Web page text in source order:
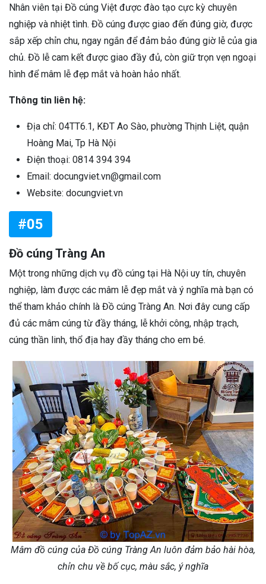
Nhân viên tại Đồ cúng Việt được đào tạo cực kỳ chuyên
nghiệp và nhiệt tình. Đồ cúng được giao đến đúng giờ, được
sắp xếp chỉn chu, ngay ngắn để đảm bảo đúng giờ lễ của gia
chủ. Đồ lễ cam kết được giao đầy đủ, còn giữ trọn vẹn ngoại
hình để mâm lễ đẹp mắt và hoàn hảo nhất.
Thông tin liên hệ:
Địa chỉ: 04TT6.1, KĐT Ao Sào, phường Thịnh Liệt, quận
Hoàng Mai, Tp Hà Nội
Điện thoại: 0814 394 394
Email: docungviet.vn@gmail.com
Website: docungviet.vn
#05
Đồ cúng Tràng An
Một trong những dịch vụ đồ cúng tại Hà Nội uy tín, chuyên
nghiệp, làm được các mâm lễ đẹp mắt và ý nghĩa mà bạn có
thể tham khảo chính là Đồ cúng Tràng An. Nơi đây cung cấp
đủ các mâm cúng từ đầy tháng, lễ khởi công, nhập trạch,
cúng thần linh, thổ địa hay đầy tháng cho em bé.
Mâm đồ cúng của Đồ cúng Tràng An luôn đảm bảo hài hòa,
chỉn chu về bố cục, màu sắc, ý nghĩa